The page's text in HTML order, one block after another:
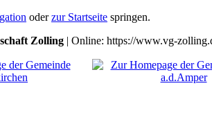
oderzur Startseite springen.
Zolling | Online: https://www.vg-